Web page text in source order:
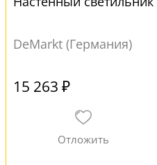
DeMarkt (Германия)
15 263 ₽